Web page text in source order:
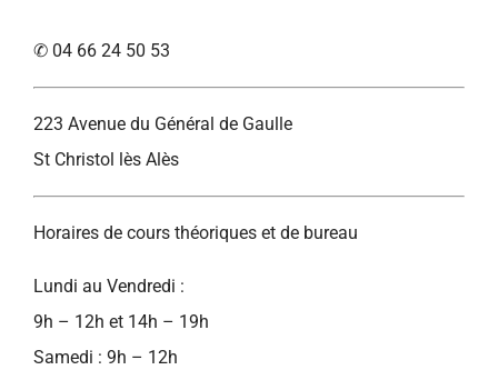
✆ 04 66 24 50 53
223 Avenue du Général de Gaulle
St Christol lès Alès
Horaires de cours théoriques et de bureau
Lundi au Vendredi :
9h – 12h et 14h – 19h
Samedi : 9h – 12h